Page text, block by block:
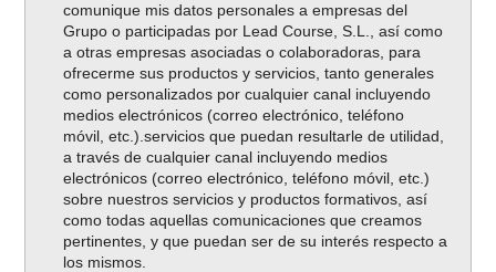
comunique mis datos personales a empresas del
Grupo o participadas por Lead Course, S.L., así como
a otras empresas asociadas o colaboradoras, para
ofrecerme sus productos y servicios, tanto generales
como personalizados por cualquier canal incluyendo
medios electrónicos (correo electrónico, teléfono
móvil, etc.).servicios que puedan resultarle de utilidad,
a través de cualquier canal incluyendo medios
electrónicos (correo electrónico, teléfono móvil, etc.)
sobre nuestros servicios y productos formativos, así
como todas aquellas comunicaciones que creamos
pertinentes, y que puedan ser de su interés respecto a
los mismos.